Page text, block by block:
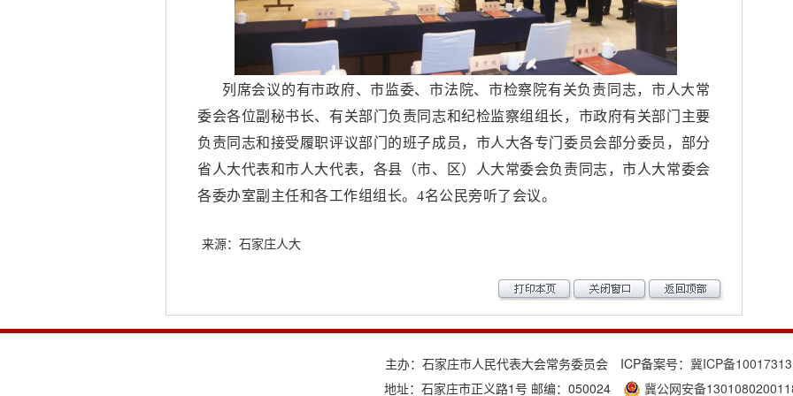
列席会议的有市政府、市监委、市法院、市检察院有关负责同志，市人大常
委会各位副秘书长、有关部门负责同志和纪检监察组组长，市政府有关部门主要
负责同志和接受履职评议部门的班子成员，市人大各专门委员会部分委员，部分
省人大代表和市人大代表，各县（市、区）人大常委会负责同志，市人大常委会
各委办室副主任和各工作组组长。 4名公民旁听了会议。
来源：石家庄人大
主办：石家庄市人民代表大会常务委员会 ICP备案号： 冀ICP备
地址：石家庄市正义路1号 邮编：050024
冀公网安备